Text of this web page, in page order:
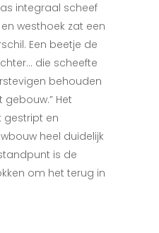
integraal scheef
westhoek zat een
Een beetje de
die scheefte
behouden
Het
gestript en
heel duidelijk
is de
om het terug in